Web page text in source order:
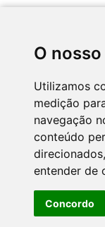
O
Utilizamos
medição
navegação
conteúdo
entender de
Concordo
CNC - Centro